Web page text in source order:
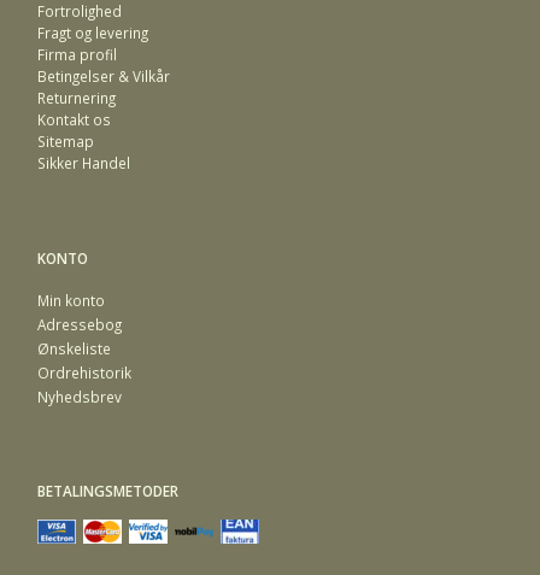
Fortrolighed
Fragt og levering
Firma profil
Betingelser & Vilkår
Returnering
Kontakt os
Sitemap
Sikker Handel
KONTO
Min konto
Adressebog
Ønskeliste
Ordrehistorik
Nyhedsbrev
BETALINGSMETODER